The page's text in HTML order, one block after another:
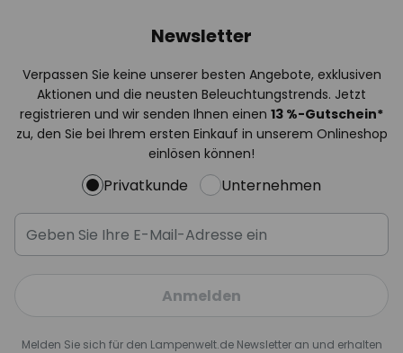
Newsletter
Verpassen Sie keine unserer besten Angebote, exklusiven
Aktionen und die neusten Beleuchtungstrends. Jetzt
registrieren und wir senden Ihnen einen 13 %-Gutschein*
zu, den Sie bei Ihrem ersten Einkauf in unserem Onlineshop
einlösen können!
Privatkunde Unternehmen
Anmelden
Melden Sie sich für den Lampenwelt.de Newsletter an und erhalten